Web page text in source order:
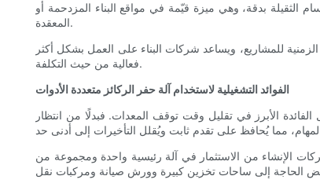
الثقيلة بدقة، وهي ميزة قيّمة في مواقع البناء المزدحمة أو
المعقدة.
للمشاريع، ويساعد شركات البناء على العمل بشكل أكثر
فعالية من حيث التكلفة.
الفوائد التشغيلية لاستخدام آلة حفر الركائز متعددة الأدوات
الفائدة الأبرز في تقليل وقت توقف المعدات. فبدلًا من انتظار
الإنشاء من الاستثمار في آلة رئيسية واحدة ومجموعة من